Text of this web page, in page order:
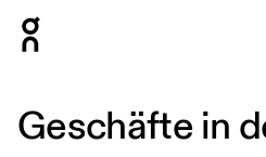
Geschäfte in